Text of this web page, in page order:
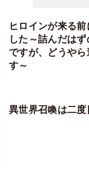
ヒロインが来る前
した～詰んだは
ですが、どうやら
す～
異世界召喚は二度